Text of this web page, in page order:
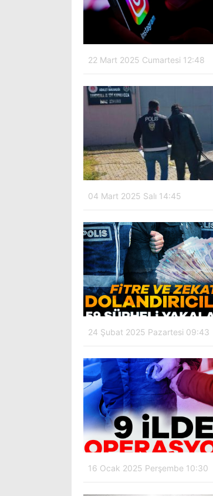
22 Mart 2025 Cumartesi 12:48
04 Mart 2025 Salı 14:45
24 Şubat 2025 Pazartesi 09:43
16 Ocak 2025 Perşembe 10:30